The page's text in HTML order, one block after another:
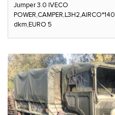
Jumper 3.0 IVECO
POWER,CAMPER,L3H2,AIRCO*140
dkm,EURO 5